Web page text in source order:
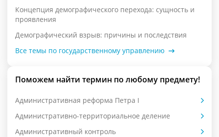
Концепция демографического перехода: сущность и
проявления
Демографический взрыв: причины и последствия
Все темы по государственному управлению
Поможем найти термин по любому предмету!
Административная реформа Петра I
Административно-территориальное деление
Административный контроль